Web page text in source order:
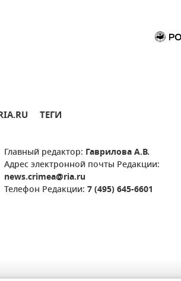
ТЕГИ
Главный редактор: Гаврилова А.В.
Адрес электронной почты Редакции:
news.crimea@ria.ru
Телефон Редакции: 7 (495) 645-6601